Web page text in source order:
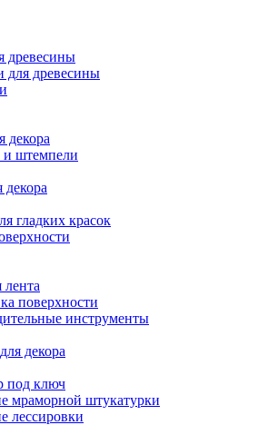
древесины
для древесины
декора
и штемпели
декора
гладких красок
поверхности
инструменты
декора
под ключ
мраморной штукатурки
лессировки